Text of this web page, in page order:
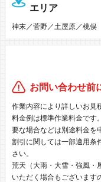
エリア
神末／菅野／土屋原／桃俣
お問い合わせ前
作業内容により詳しいお見
料金例は標準作業料金です
要な場合などは別途料金を
割引に関しては一部適用条
さい。
荒天（大雨・大雪・強風・
いただく場合もございます